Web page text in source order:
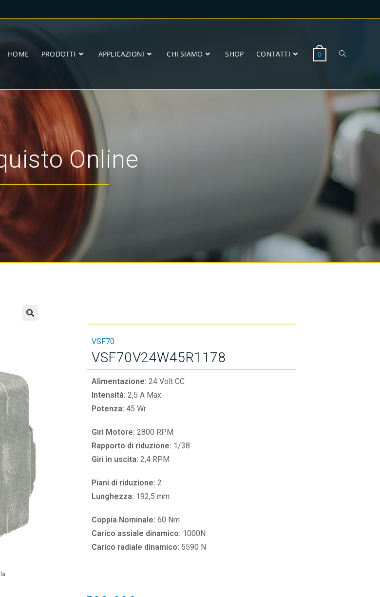
HOME PRODOTTI APPLICAZIONI CHI SIAMO SHOP CONTATTI 0
Online
VSF70
VSF70V24W45R1178
Alimentazione: 24 Volt CC
Intensità: 2,5 A Max
Potenza: 45 Wr
Giri Motore: 2800 RPM
Rapporto di riduzione: 1/38
Giri in uscita: 2,4 RPM
Piani di riduzione: 2
Lunghezza: 192,5 mm
Coppia Nominale: 60 Nm
Carico assiale dinamico: 1000N
Carico radiale dinamico: 5590 N